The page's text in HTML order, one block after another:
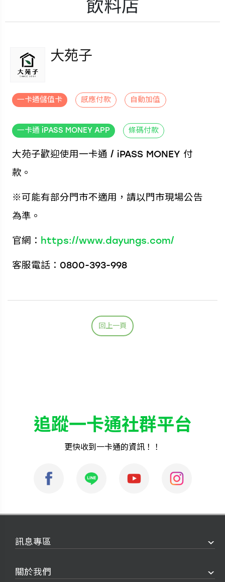
飲料店
大苑子
一卡通儲值卡 感應付款 自動加值
一卡通 iPASS MONEY APP 條碼付款
大苑子歡迎使用一卡通 / iPASS MONEY 付
款。
※可能有部分門市不適用，請以門市現場公告
為準。
官網： https://www.dayungs.com/
客服電話：0800-393-998
回上一頁
追蹤一卡通社群平台
更快收到一卡通的資訊！！
訊息專區
關於我們